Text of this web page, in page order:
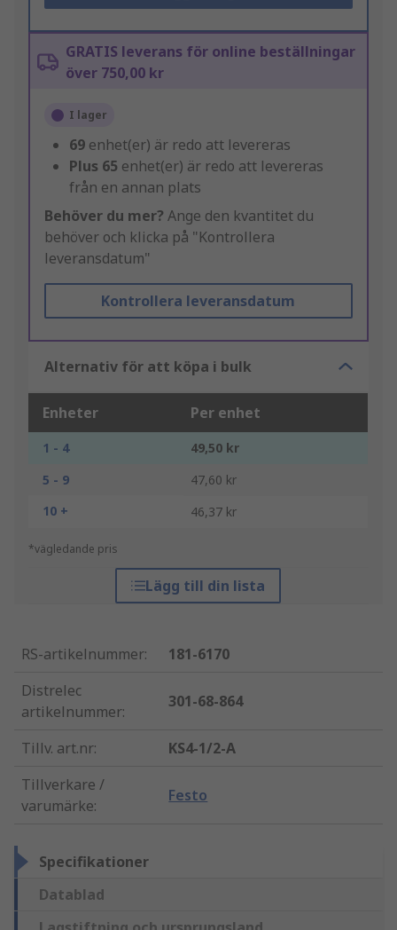
GRATIS leverans för online beställningar
över 750,00 kr
I lager
69 enhet(er) är redo att levereras
Plus 65 enhet(er) är redo att levereras
från en annan plats
Behöver du mer? Ange den kvantitet du
behöver och klicka på "Kontrollera
leveransdatum"
Kontrollera leveransdatum
Alternativ för att köpa i bulk
Enheter Per enhet
1 - 4
49,50 kr
5 - 9
47,60 kr
10 +
46,37 kr
*vägledande pris
Lägg till din lista
RS-artikelnummer:
181-6170
Distrelec
artikelnummer:
301-68-864
Tillv. art.nr:
KS4-1/2-A
Tillverkare /
varumärke:
Festo
Specifikationer
Datablad